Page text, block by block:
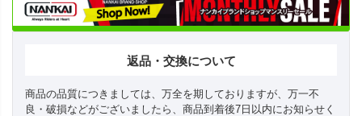
返品・交換について
商品の品質につきましては、万全を期しておりますが、万一不
良・破損などがございましたら、商品到着後7日以内にお知らせく